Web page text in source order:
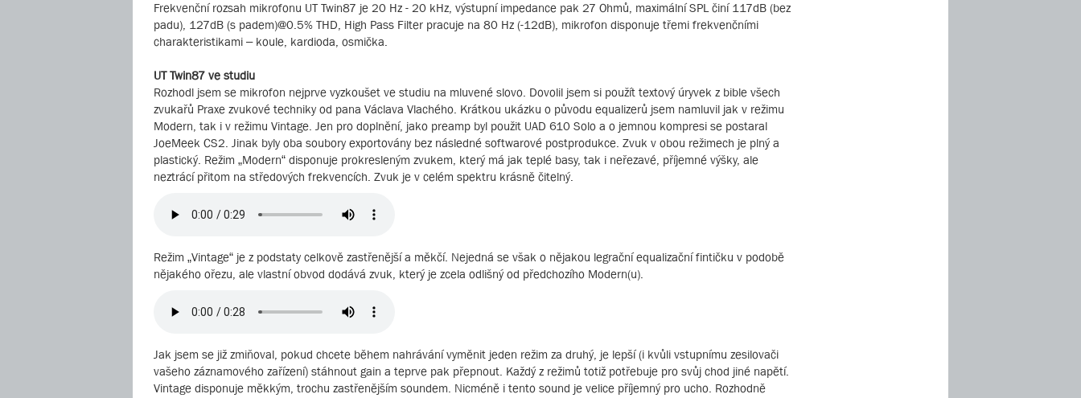
Frekvenční rozsah mikrofonu UT Twin87 je 20 Hz - 20 kHz, výstupní impedance pak 27 Ohmů, maximální SPL činí 117dB (bez
padu), 127dB (s padem)@0.5% THD, High Pass Filter pracuje na 80 Hz (-12dB), mikrofon disponuje třemi frekvenčními
charakteristikami – koule, kardioda, osmička.
UT Twin87 ve studiu
Rozhodl jsem se mikrofon nejprve vyzkoušet ve studiu na mluvené slovo. Dovolil jsem si použít textový úryvek z bible všech
zvukařů Praxe zvukové techniky od pana Václava Vlachého. Krátkou ukázku o původu equalizerů jsem namluvil jak v režimu
Modern, tak i v režimu Vintage. Jen pro doplnění, jako preamp byl použit UAD 610 Solo a o jemnou kompresi se postaral
JoeMeek CS2. Jinak byly oba soubory exportovány bez následné softwarové postprodukce. Zvuk v obou režimech je plný a
plastický. Režim „Modern“ disponuje prokresleným zvukem, který má jak teplé basy, tak i neřezavé, příjemné výšky, ale
neztrácí přitom na středových frekvencích. Zvuk je v celém spektru krásně čitelný.
Režim „Vintage“ je z podstaty celkově zastřenější a měkčí. Nejedná se však o nějakou legrační equalizační fintičku v podobě
nějakého ořezu, ale vlastní obvod dodává zvuk, který je zcela odlišný od předchozího Modern(u).
Jak jsem se již zmiňoval, pokud chcete během nahrávání vyměnit jeden režim za druhý, je lepší (i kvůli vstupnímu zesilovači
vašeho záznamového zařízení) stáhnout gain a teprve pak přepnout. Každý z režimů totiž potřebuje pro svůj chod jiné napětí.
Vintage disponuje měkkým, trochu zastřenějším soundem. Nicméně i tento sound je velice příjemný pro ucho. Rozhodně